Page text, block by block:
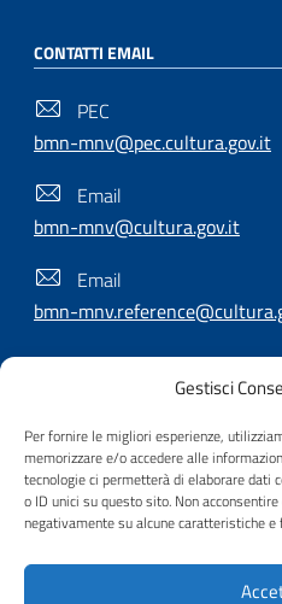
Gestisci
Per fornire le migliori esperienze,
memorizzare e/o accedere alle
tecnologie ci permetterà di elaborare dati
o ID unici su questo sito. Non
negativamente su alcune caratteristiche e
CONTATTI EMAIL
PEC
bmn-mnv@pec.cultura.gov.it
Email
bmn-mnv@cultura.gov.it
Email
bmn-
Useful Links
Privacy | Cookie policy |
accessibilità | Crediti | Nota